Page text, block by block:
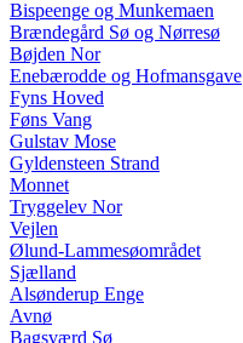
Bispeenge og Munkemaen
Brændegård Sø og Nørresø
Bøjden Nor
Enebærodde og Hofmansgave
Fyns Hoved
Føns Vang
Gulstav Mose
Gyldensteen Strand
Monnet
Tryggelev Nor
Vejlen
Ølund-Lammesøområdet
Sjælland
Alsønderup Enge
Avnø
Bagsværd Sø